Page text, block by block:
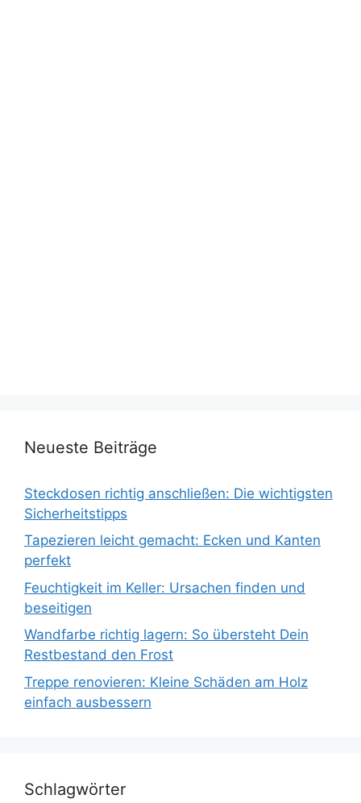
Neueste Beiträge
Steckdosen richtig anschließen: Die wichtigsten
Sicherheitstipps
Tapezieren leicht gemacht: Ecken und Kanten
perfekt
Feuchtigkeit im Keller: Ursachen finden und
beseitigen
Wandfarbe richtig lagern: So übersteht Dein
Restbestand den Frost
Treppe renovieren: Kleine Schäden am Holz
einfach ausbessern
Schlagwörter